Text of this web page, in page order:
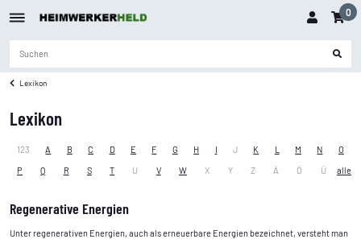
0
Lexikon
Lexikon
123 A B C D E F G H I J K L M N
O
P
Q R S T U V W X Y Z Ä Ö Ü alle
Regenerative Energien
Unter regenerativen Energien, auch als erneuerbare Energien bezeichnet, versteht man